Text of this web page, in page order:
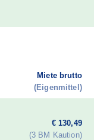
Miete brutto
Eigenmittel
€ 130,49
3 BM Kaution